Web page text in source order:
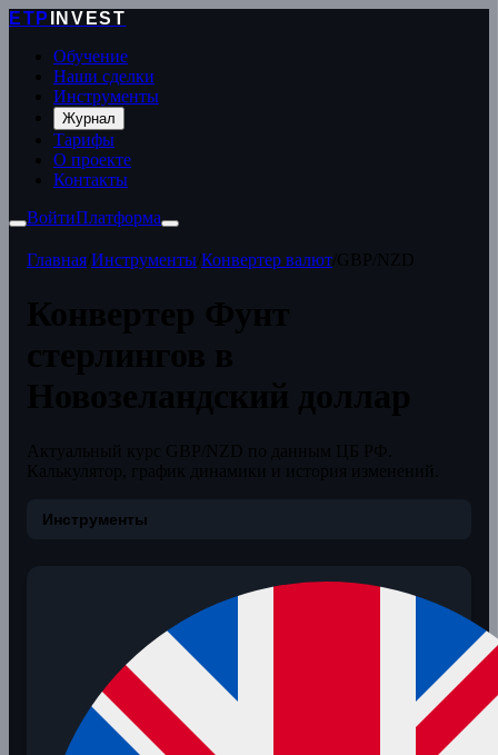
ETP
INVEST
Обучение
Наши сделки
Инструменты
Журнал
Тарифы
О проекте
Контакты
ВойтиПлатформа
Главная Инструменты Конвертер валют
Инструменты